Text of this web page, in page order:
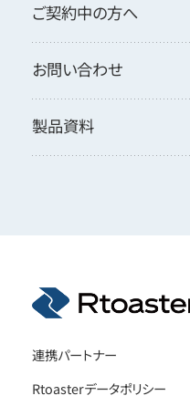
ご契約中の方へ
お問い合わせ
製品資料
連携パートナー
Rtoasterデータポリシー